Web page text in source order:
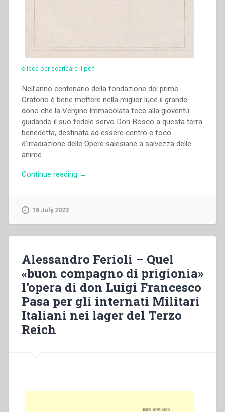
clicca per scaricare il pdf
Nell’anno centenario della fondazione del primo
Oratorio è bene mettere nella miglior luce il grande
dono che la Vergine Immacolata fece alla gioventù
guidando il suo fedele servo Don Bosco a questa terra
benedetta, destinata ad essere centro e foco
d’irradiazione delle Opere salesiane a salvezza delle
anime.
Continue reading “Pietro
Casa-
Madre
–
Avvertenze
–
Strenna
→
18 July 2023
Alessandro Ferioli – Quel
«buon compagno di prigionia»
l’opera di don Luigi Francesco
Pasa per gli internati Militari
Italiani nei lager del Terzo
Reich